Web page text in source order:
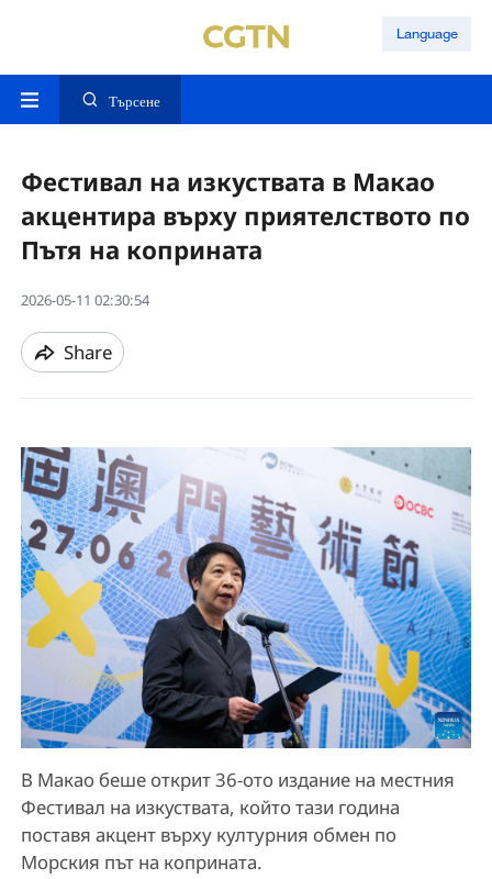
Language
Търсене
Фестивал на изкуствата в Макао
акцентира върху приятелството по
Пътя на коприната
2026-05-11 02:30:54
Share
В Макао беше открит 36-ото издание на местния
Фестивал на изкуствата, който тази година
поставя акцент върху културния обмен по
Морския път на коприната.